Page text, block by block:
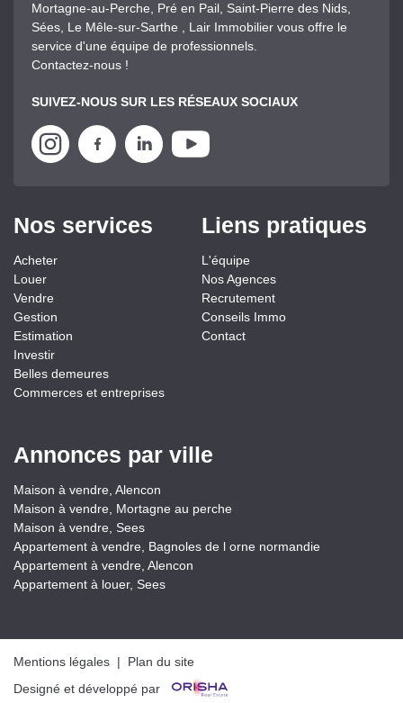
Mortagne-au-Perche, Pré en Pail, Saint-Pierre des Nids,
Sées, Le Mêle-sur-Sarthe , Lair Immobilier vous offre le
service d'une équipe de professionnels.
Contactez-nous !
SUIVEZ-NOUS SUR LES RÉSEAUX SOCIAUX
Nos services
Acheter
Louer
Vendre
Gestion
Estimation
Investir
Belles demeures
Commerces et entreprises
Liens pratiques
L'équipe
Nos Agences
Recrutement
Conseils Immo
Contact
Annonces par ville
Maison à vendre, Alencon
Maison à vendre, Mortagne au perche
Maison à vendre, Sees
Appartement à vendre, Bagnoles de l orne normandie
Appartement à vendre, Alencon
Appartement à louer, Sees
Mentions légales | Plan du site
Designé et développé par